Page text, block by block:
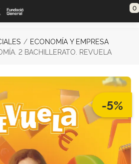
0
ECONOMÍA Y EMPRESA
2 BACHILLERATO. REVUELA
-5%